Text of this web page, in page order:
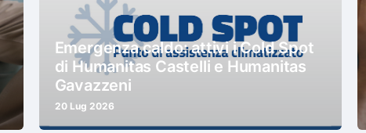
Emergenza caldo: attivi i Cold Spot
di Humanitas Castelli e Humanitas
Gavazzeni
20 Lug 2026